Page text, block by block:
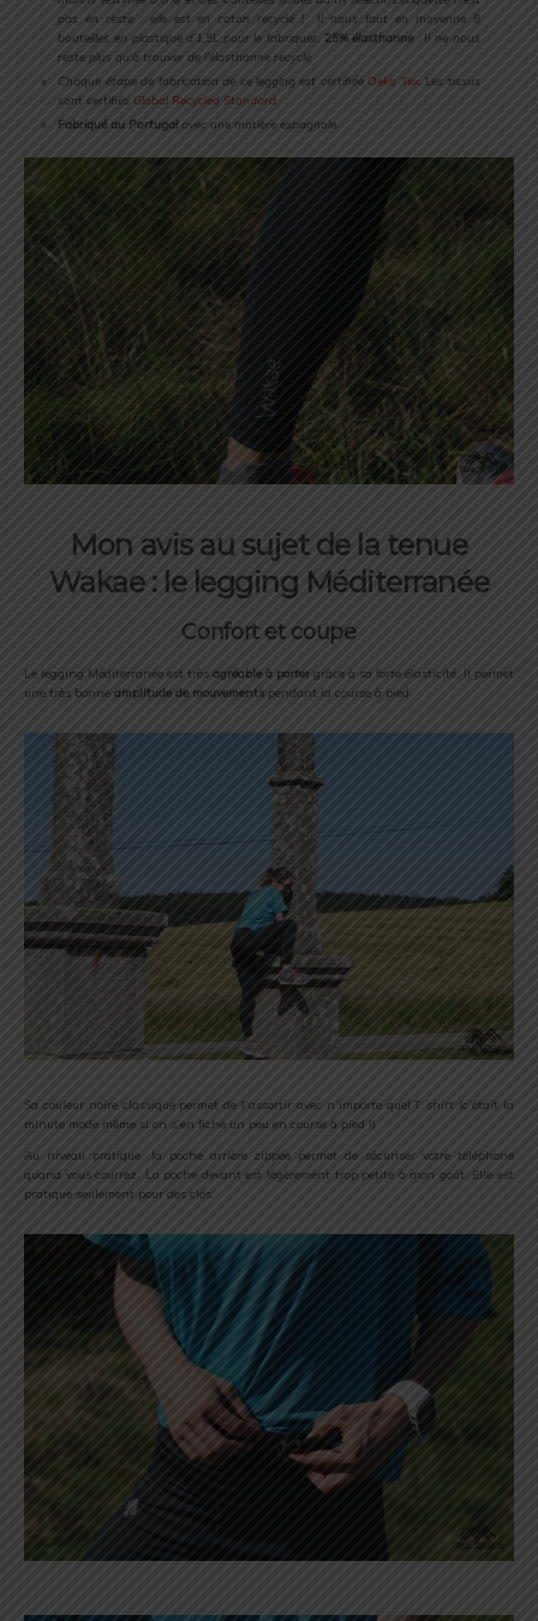
pas en reste : elle est en coton recyclé !
Il nous faut en moyenne 8
bouteilles en plastique d’1,5L pour le fabriquer. 25% élasthanne: Il ne nous
reste plus qu’à trouver de l’élasthanne recyclé
Chaque étape de fabrication de ce legging est certifiée Oeko Tex. Les tissus
sont certifiés Global Recycled Standard.
Fabriqué au Portugalavec une matière espagnole.
Mon avis au sujet de la tenue
Wakae : le legging Méditerranée
Confort et coupe
Le legging Méditerranée est très agréable à porter grâce à sa forte élasticité. Il permet
une très bonne amplitude de mouvements pendant la course à pied.
Sa couleur noire classique permet de l’assortir avec n’importe quel T shirt (c’était la
minute mode même si on s’en fiche un peu en course à pied !)
Au niveau pratique, la poche arrière zippée permet de sécuriser votre téléphone
quand vous courrez. La poche devant est légèrement trop petite à mon goût. Elle est
pratique seulement pour des clés.